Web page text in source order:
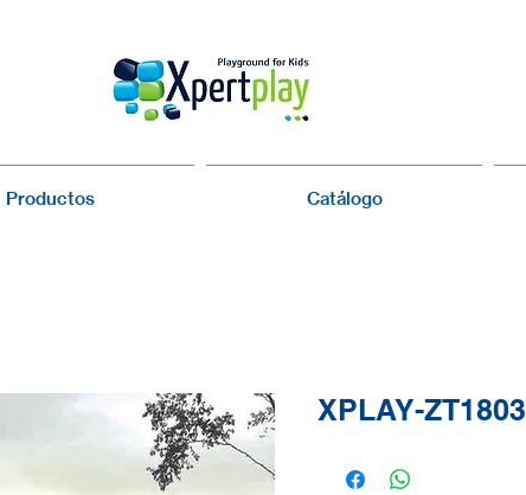
Productos Catálogo
XPLAY-ZT1803